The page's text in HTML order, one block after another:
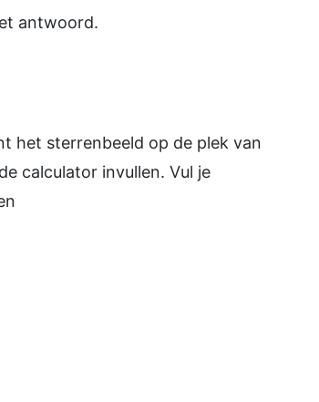
antwoord.
het sterrenbeeld op de plek van
calculator invullen. Vul je